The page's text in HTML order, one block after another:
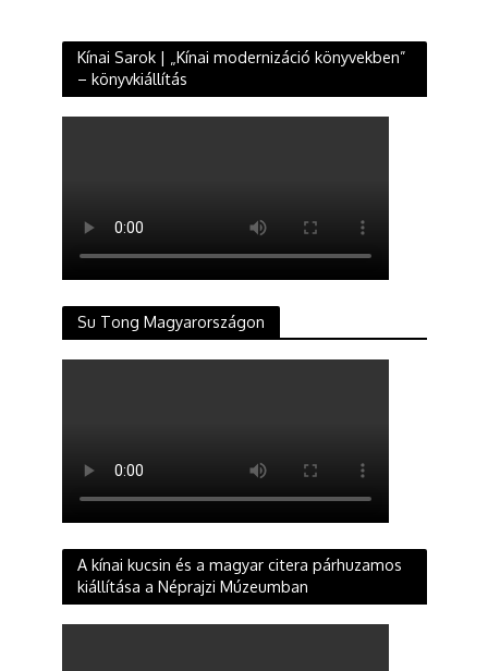
Kínai Sarok | „Kínai modernizáció könyvekben”
– könyvkiállítás
Su Tong Magyarországon
A kínai kucsin és a magyar citera párhuzamos
kiállítása a Néprajzi Múzeumban